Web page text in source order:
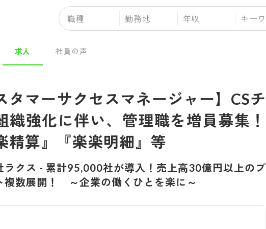
職種 勤務地 年収
求人 社員の声
タマーサクセスマネージャー】CSチ
織強化に伴い、管理職を増員募集！
精算』『楽楽明細』等
ラクス - 累計95,000社が導入！売上高30億円以上のプ
複数展開！ ～企業の働くひとを楽に～